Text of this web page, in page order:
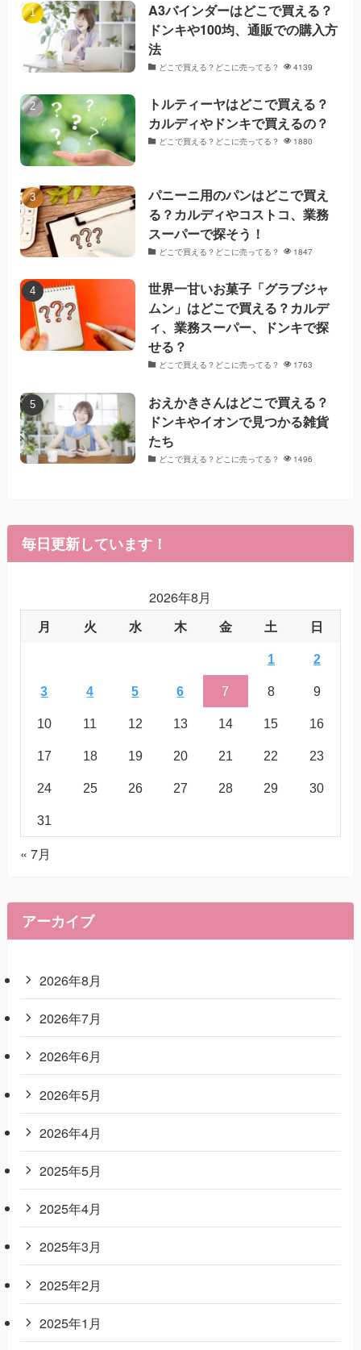
A3バインダーはどこで買える？
ドンキや100均、通販での購入方
法
どこで買える？どこに売ってる？ 4139
トルティーヤはどこで買える？
カルディやドンキで買えるの？
どこで買える？どこに売ってる？ 1880
パニーニ用のパンはどこで買え
る？カルディやコストコ、業務
スーパーで探そう！
どこで買える？どこに売ってる？ 1847
世界一甘いお菓子「グラブジャ
ムン」はどこで買える？カルデ
ィ、業務スーパー、ドンキで探
せる？
どこで買える？どこに売ってる？ 1763
おえかきさんはどこで買える？
ドンキやイオンで見つかる雑貨
たち
どこで買える？どこに売ってる？ 1496
毎日更新しています！
2026年8月
月 火 水 木 金 土 日
1 2
3 4 5 6 7 8 9
10 11 12 13 14 15 16
17 18 19 20 21 22 23
24 25 26 27 28 29 30
31
« 7月
アーカイブ
2026年8月
2026年7月
2026年6月
2026年5月
2026年4月
2025年5月
2025年4月
2025年3月
2025年2月
2025年1月